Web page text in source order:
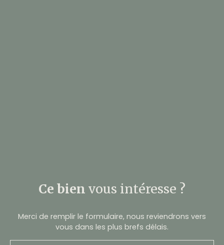
Ce bien vous intéresse ?
Merci de remplir le formulaire, nous reviendrons vers
vous dans les plus brefs délais.